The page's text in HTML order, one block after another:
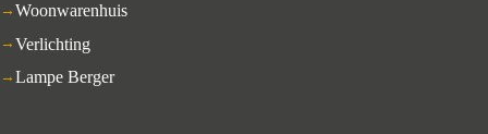
Woonwarenhuis
Verlichting
Lampe Berger